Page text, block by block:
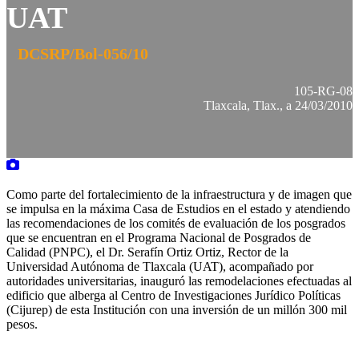
UAT
DCSRP/Bol-056/10
105-RG-08
Tlaxcala, Tlax., a 24/03/2010
Como parte del fortalecimiento de la infraestructura y de imagen que
se impulsa en la máxima Casa de Estudios en el estado y atendiendo
las recomendaciones de los comités de evaluación de los posgrados
que se encuentran en el Programa Nacional de Posgrados de
Calidad (PNPC), el Dr. Serafín Ortiz Ortiz, Rector de la
Universidad Autónoma de Tlaxcala (UAT), acompañado por
autoridades universitarias, inauguró las remodelaciones efectuadas al
edificio que alberga al Centro de Investigaciones Jurídico Políticas
(Cijurep) de esta Institución con una inversión de un millón 300 mil
pesos.